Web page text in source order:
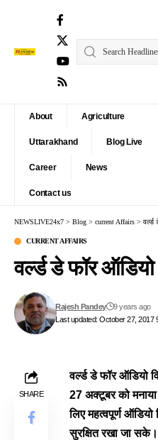
About Agriculture
Uttarakhand Blog Live
Career News
Contact us
NEWSLIVE24x7 > Blog > current Affairs >
CURRENT AFFAIRS
वर्ल्ड डे फॉर
Last updated: October 27, 2017
Rajesh Pandey 9 years ago
SHARE
वर्ल्ड डे फॉर ऑडियो
27 अक्टूबर को मनाया
लिए महत्वपूर्ण
सुरक्षित रखा जा